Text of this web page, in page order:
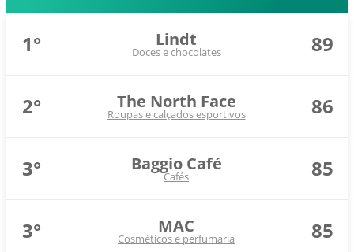
1° Lindt
Doces e chocolates 89
2° The North Face
Roupas e calçados esportivos 86
3° Baggio Café
Cafés 85
3° MAC
Cosméticos e perfumaria 85